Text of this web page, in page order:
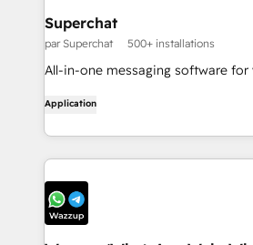
Superchat
par Superchat 500+ installations
All-in-one messaging software for
Application